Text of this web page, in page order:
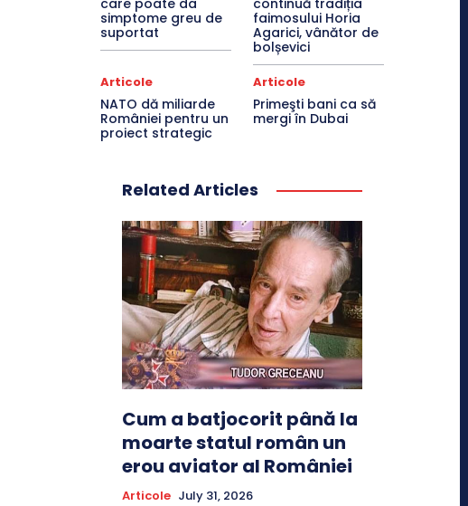
care poate da
simptome greu de
suportat
continuă tradiția
faimosului Horia
Agarici, vânător de
bolșevici
Articole
NATO dă miliarde
României pentru un
proiect strategic
Articole
Primeşti bani ca să
mergi în Dubai
Related Articles
Cum a batjocorit până la
moarte statul român un
erou aviator al României
Articole July 31, 2026